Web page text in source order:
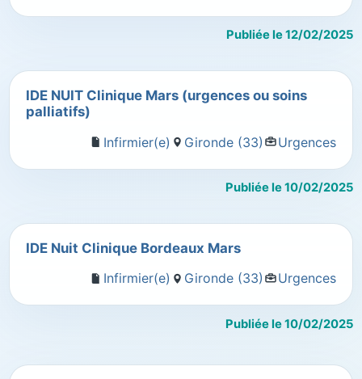
Publiée le 12/02/2025
IDE NUIT Clinique Mars (urgences ou soins
palliatifs)
Infirmier(e)
Gironde (33) Urgences
Publiée le 10/02/2025
IDE Nuit Clinique Bordeaux Mars
Infirmier(e)
Gironde (33) Urgences
Publiée le 10/02/2025